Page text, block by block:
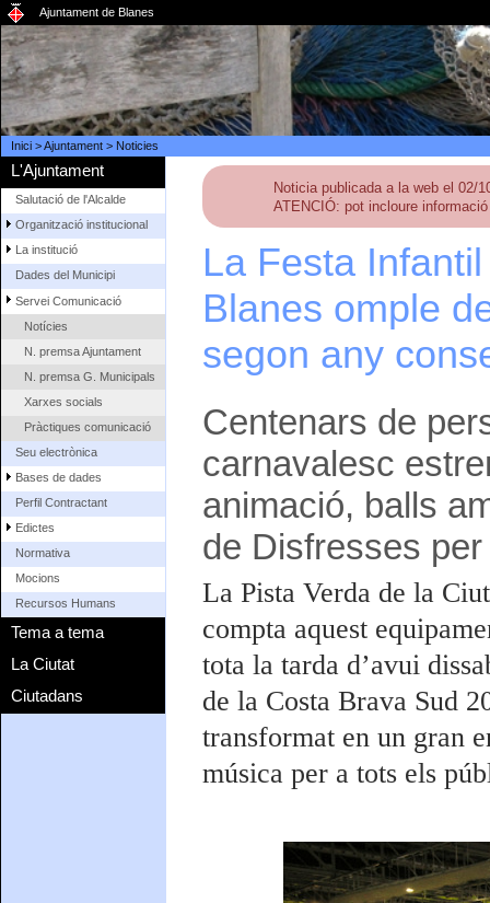
Ajuntament de Blanes
Inici>Ajuntament> Noticies
L'Ajuntament
Salutació de l'Alcalde
Organització institucional
La institució
Dades del Municipi
Servei Comunicació
Notícies
N. premsa Ajuntament
N. premsa G. Municipals
Xarxes socials
Pràctiques comunicació
Seu electrònica
Bases de dades
Perfil Contractant
Edictes
Normativa
Mocions
Recursos Humans
Tema a tema
La Ciutat
Ciutadans
Noticia publicada a la web el 02/
ATENCIÓ: pot incloure
La Festa
Blanes omple
segon any
Centenars de
carnavalesc
animació, balls
de Disfresses
La Pista Verda de la
compta aquest
tota la tarda d’avui
de la Costa Brava Sud
transformat en un gran
música per a tots els